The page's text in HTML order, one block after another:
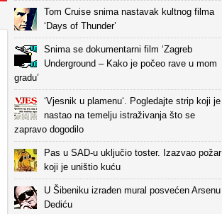
Tom Cruise snima nastavak kultnog filma
‘Days of Thunder’
Snima se dokumentarni film ‘Zagreb
Underground – Kako je počeo rave u mom
gradu’
‘Vjesnik u plamenu‘. Pogledajte strip koji je
nastao na temelju istraživanja što se
zapravo dogodilo
Pas u SAD-u uključio toster. Izazvao požar
koji je uništio kuću
U Šibeniku izrađen mural posvećen Arsenu
Dediću